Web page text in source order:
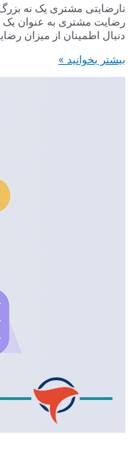
نارضایتی مشتری یک نه
دنبال اطمینان از میزان
چگونه
بیشتر بخوانید »